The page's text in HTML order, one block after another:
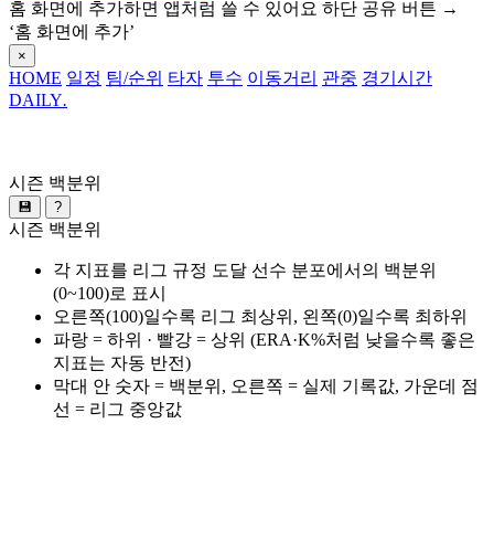
홈 화면에 추가하면 앱처럼 쓸 수 있어요 하단 공유 버튼 →
‘홈 화면에 추가’
×
HOME 일정 팀/순위 타자 투수 이동거리 관중 경기시간
DAILY.
시즌 백분위
💾 ?
시즌 백분위
각 지표를 리그 규정 도달 선수 분포에서의 백분위
(0~100)로 표시
오른쪽(100)일수록 리그 최상위, 왼쪽(0)일수록 최하위
파랑 = 하위 · 빨강 = 상위 (ERA·K%처럼 낮을수록 좋은
지표는 자동 반전)
막대 안 숫자 = 백분위, 오른쪽 = 실제 기록값, 가운데 점
선 = 리그 중앙값